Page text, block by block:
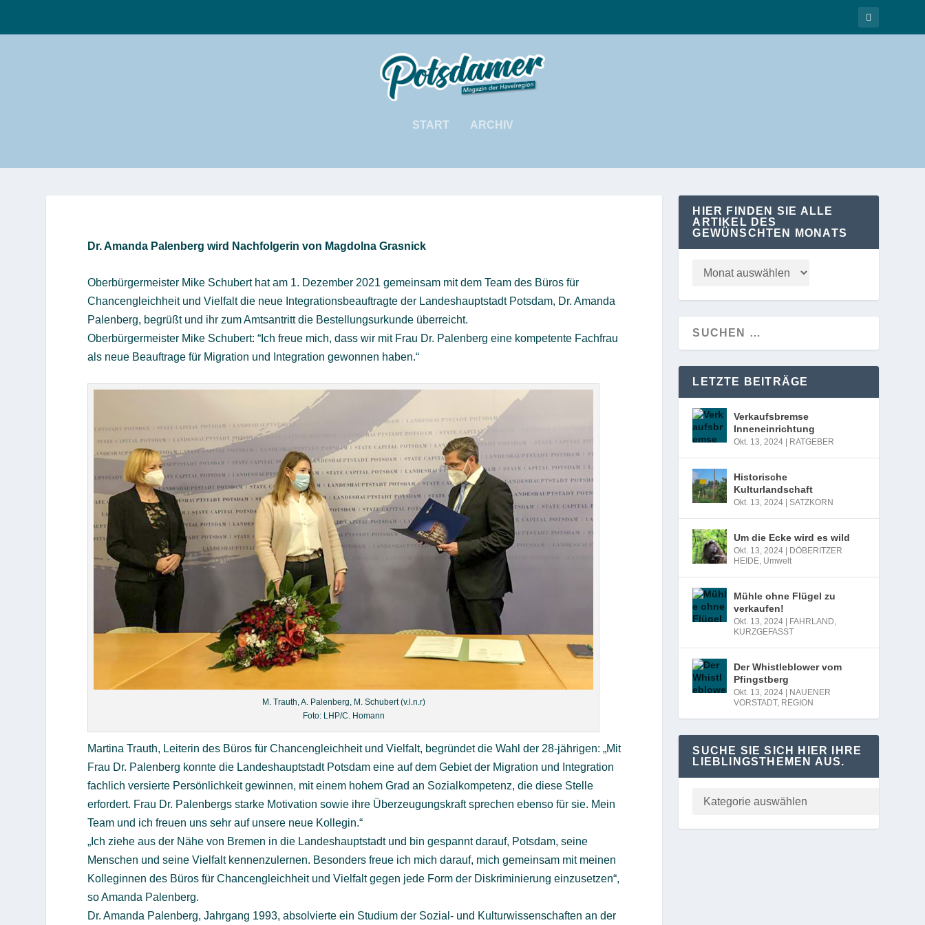
START ARCHIV
Dr. Amanda Palenberg wird Nachfolgerin von Magdolna Grasnick
Oberbürgermeister Mike Schubert hat am 1. Dezember 2021 gemeinsam mit dem Team des Büros für
Chancengleichheit und Vielfalt die neue Integrationsbeauftragte der Landeshauptstadt Potsdam, Dr. Amanda
Palenberg, begrüßt und ihr zum Amtsantritt die Bestellungsurkunde überreicht.
Oberbürgermeister Mike Schubert: “Ich freue mich, dass wir mit Frau Dr. Palenberg eine kompetente Fachfrau
als neue Beauftrage für Migration und Integration gewonnen haben.“
M. Trauth, A. Palenberg, M. Schubert (v.l.n.r)
Foto: LHP/C. Homann
Martina Trauth, Leiterin des Büros für Chancengleichheit und Vielfalt, begründet die Wahl der 28-jährigen: „Mit
Frau Dr. Palenberg konnte die Landeshauptstadt Potsdam eine auf dem Gebiet der Migration und Integration
fachlich versierte Persönlichkeit gewinnen, mit einem hohem Grad an Sozialkompetenz, die diese Stelle
erfordert. Frau Dr. Palenbergs starke Motivation sowie ihre Überzeugungskraft sprechen ebenso für sie. Mein
Team und ich freuen uns sehr auf unsere neue Kollegin.“
„Ich ziehe aus der Nähe von Bremen in die Landeshauptstadt und bin gespannt darauf, Potsdam, seine
Menschen und seine Vielfalt kennenzulernen. Besonders freue ich mich darauf, mich gemeinsam mit meinen
Kolleginnen des Büros für Chancengleichheit und Vielfalt gegen jede Form der Diskriminierung einzusetzen“,
so Amanda Palenberg.
Dr. Amanda Palenberg, Jahrgang 1993, absolvierte ein Studium der Sozial- und Kulturwissenschaften an der
HIER FINDEN SIE ALLE
ARTIKEL DES
GEWÜNSCHTEN MONATS
LETZTE BEITRÄGE
Verkaufsbremse
Inneneinrichtung
Okt. 13, 2024 RATGEBER
Historische
Kulturlandschaft
Okt. 13, 2024 |SATZKORN
Um die Ecke wird es wild
Okt. 13, 2024
DÖBERITZER
HEIDE, Umwelt
Mühle ohne Flügel zu
verkaufen!
Okt. 13, 2024 FAHRLAND,
KURZGEFASST
Der Whistleblower vom
Pfingstberg
Okt. 13, 2024
NAUENER
VORSTADT, REGION
SUCHE SIE SICH HIER IHRE
LIEBLINGSTHEMEN AUS.